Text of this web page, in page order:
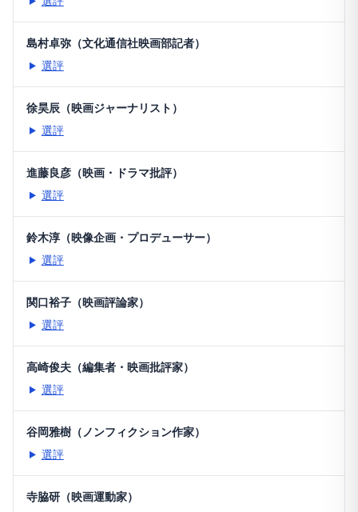
島村卓弥（文化通信社映画部記者）
選評
徐昊辰（映画ジャーナリスト）
選評
進藤良彦（映画・ドラマ批評）
選評
鈴木淳（映像企画・プロデューサー）
選評
関口裕子（映画評論家）
選評
高崎俊夫（編集者・映画批評家）
選評
谷岡雅樹（ノンフィクション作家）
選評
寺脇研（映画運動家）